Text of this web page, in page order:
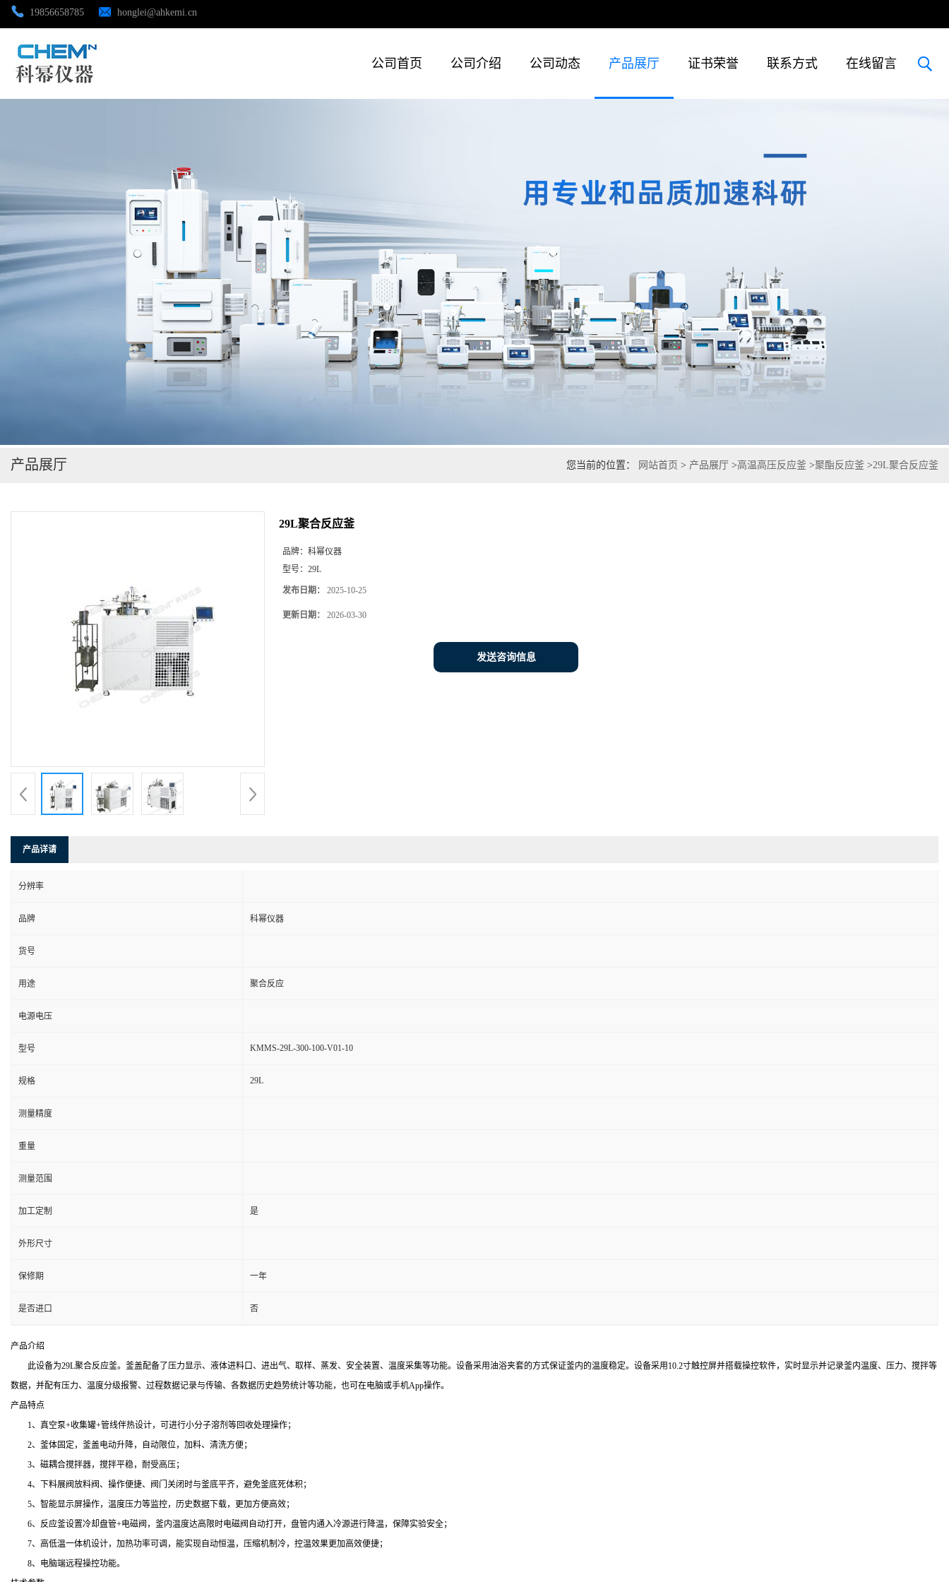
19856658785 honglei@ahkemi.cn
公司首页 公司介绍 公司动态 产品展厅 证书荣誉 联系方式 在线留言
产品展厅
证书荣誉
联系方式
产品展厅 您当前的位置： 网站首页 > 产品展厅 >高温高压反应釜 >聚酯反应釜 >29L聚合反应釜
29L聚合反应釜
品牌： 科幂仪器
型号： 29L
发布日期： 2025-10-25
更新日期： 2026-03-30
发送咨询信息
产品详请
分辨率
品牌 科幂仪器
货号
用途 聚合反应
电源电压
型号 KMMS-29L-300-100-V01-10
规格 29L
测量精度
重量
测量范围
加工定制 是
外形尺寸
保修期 一年
是否进口 否
产品介绍
此设备为29L聚合反应釜。釜盖配备了压力显示、液体进料口、进出气、取样、蒸发、安全装置、温度采集等功能。设备采用油浴夹套的方式保证釜内的温度稳定。设备采用10.2寸触控屏并搭载操控软件，实时显示并记录釜内温度、压力、搅拌等
数据，并配有压力、温度分级报警、过程数据记录与传输、各数据历史趋势统计等功能，也可在电脑或手机App操作。
产品特点
1、真空泵+收集罐+管线伴热设计，可进行小分子溶剂等回收处理操作；
2、釜体固定，釜盖电动升降，自动限位，加料、清洗方便；
3、磁耦合搅拌器，搅拌平稳，耐受高压；
4、下料展阀放料阀、操作便捷、阀门关闭时与釜底平齐，避免釜底死体积；
5、智能显示屏操作，温度压力等监控，历史数据下载，更加方便高效；
6、反应釜设置冷却盘管+电磁阀，釜内温度达高限时电磁阀自动打开，盘管内通入冷源进行降温，保障实验安全；
7、高低温一体机设计，加热功率可调，能实现自动恒温，压缩机制冷，控温效果更加高效便捷；
8、电脑端远程操控功能。